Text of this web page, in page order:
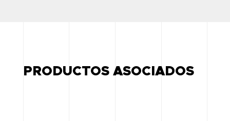
PRODUCTOS ASOCIADOS